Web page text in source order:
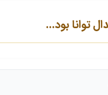
توانا بود...